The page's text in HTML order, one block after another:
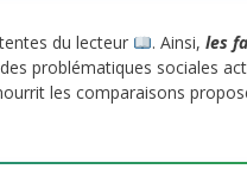
du lecteur . Ainsi, les
problématiques sociales
les comparaisons